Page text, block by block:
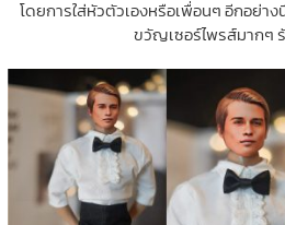
โดยการใส่หัวตัวเองหรือเพื่อนๆ อีกอย่า
ขวัญเซอร์ไพรส์มากๆ